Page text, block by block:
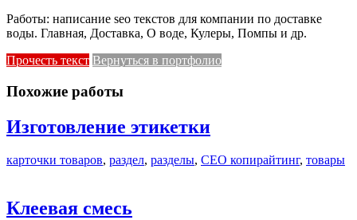
Работы: написание seo текстов для компании по доставке
воды. Главная, Доставка, О воде, Кулеры, Помпы и др.
Прочесть текст Вернуться в портфолио
Похожие работы
Изготовление этикетки
карточки товаров, раздел, разделы, СЕО копирайтинг, товары
Клеевая смесь